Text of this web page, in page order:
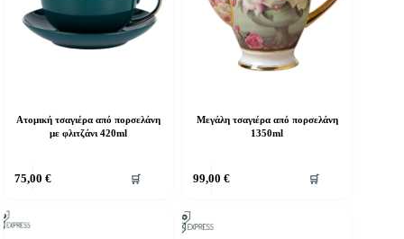
Ατομική τσαγιέρα από πορσελάνη
με φλιτζάνι 420ml
75,00 € 🛒
Μεγάλη τσαγιέρα από πορσελάνη
1350ml
99,00 € 🛒